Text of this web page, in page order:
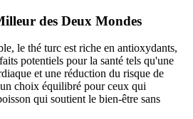
des Deux Mondes
le thé turc est riche en antioxydants,
potentiels pour la santé tels qu'une
et une réduction du risque de
choix équilibré pour ceux qui
qui soutient le bien-être sans